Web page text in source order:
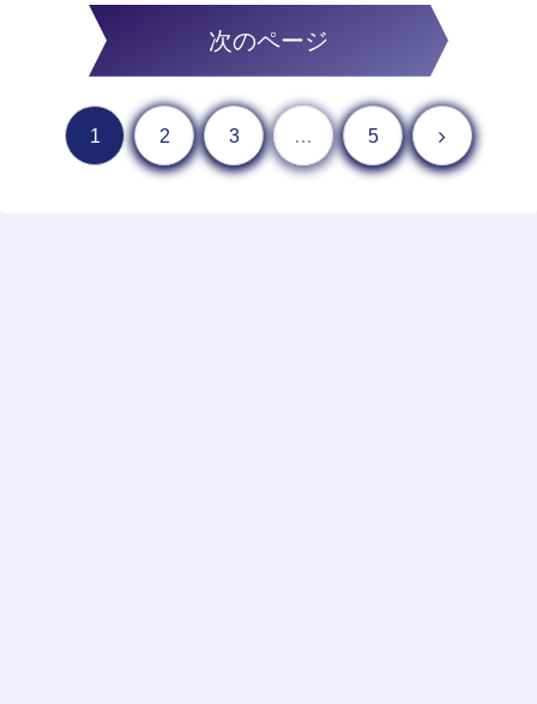
次のページ
1 2 3 … 5